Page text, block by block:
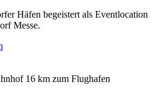
Häfen begeistert als Eventlocation
Messe.
16 km zum Flughafen